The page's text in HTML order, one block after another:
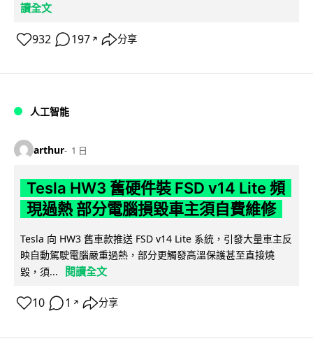
讀全文
932 197 ↗ 分享
人工智能
arthur 1 日
Tesla HW3 舊硬件裝 FSD v14 Lite 頻
現過熱 部分電腦損毀車主須自費維修
Tesla 向 HW3 舊車款推送 FSD v14 Lite 系統，引發大量車主反
映自動駕駛電腦嚴重過熱，部分更觸發高溫保護甚至直接燒
毀，須...
閱讀全文
10 1 ↗ 分享